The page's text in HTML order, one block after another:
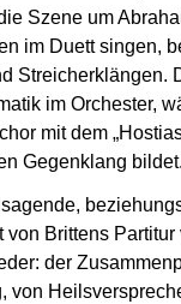
Szene um
im Duett singen,
Streicherklängen.
im Orchester,
mit dem
Gegenklang bildet.
von Brittens Partitur
der
von